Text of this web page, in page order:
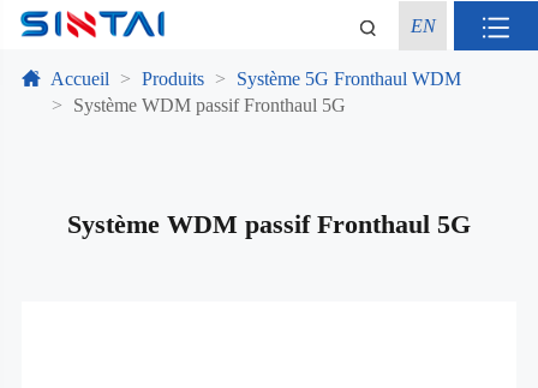
EN
Accueil Produits
Système 5G Fronthaul WDM
Système WDM passif Fronthaul 5G
Système WDM passif Fronthaul 5G